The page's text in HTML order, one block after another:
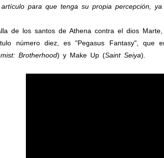
para que tenga su propia percepción,
de los santos de Athena contra el dios
número diez, es "Pegasus Fantasy", que
Brotherhood) y Make Up (Saint Seiya).